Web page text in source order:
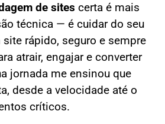
de sites certa é mais
técnica — é cuidar do seu
rápido, seguro e sempre
atrair, engajar e converter
jornada me ensinou que
desde a velocidade até o
críticos.